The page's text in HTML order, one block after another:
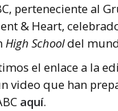
perteneciente al
& Heart,
High Schooldel
el enlace a la
video que han
aquí.